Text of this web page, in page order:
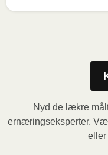
minutter. Lad
minut, inden du
Ovn (170˚C):
prik et par huller i
Nyd de lækre
ernæringseksperter.
eller